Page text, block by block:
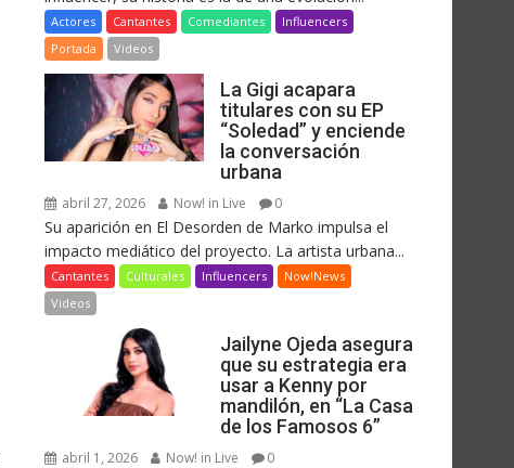
Actores Cantantes Comediantes
Influencers
Portada
Videos
La Gigi acapara
titulares con su EP
“Soledad” y enciende
la conversación
urbana
abril 27, 2026 Now! in Live 0
Su aparición en El Desorden de Marko impulsa el
impacto mediático del proyecto. La artista urbana...
Cantantes Culturales Influencers
Now!News
Videos
Jailyne Ojeda asegura
que su estrategia era
usar a Kenny por
mandilón, en “La Casa
de los Famosos 6”
abril 1, 2026 Now! in Live 0